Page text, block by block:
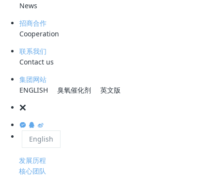
News
招商合作
Cooperation
联系我们
Contact us
集团网站
ENGLISH
臭氧催化剂 英文版
English
服务热线
0755-28993144
公司地址
工作时间
关于科力迩
公司简介
资质荣誉
发展历程
核心团队